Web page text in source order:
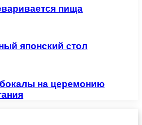
пища
японский стол
на церемонию